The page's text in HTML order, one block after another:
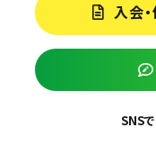
入会
SNS